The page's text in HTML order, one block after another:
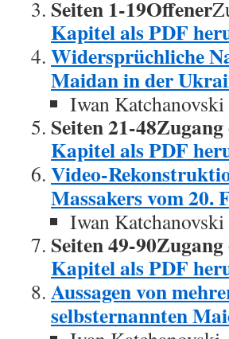
Seiten 1-19Offener
Kapitel als PDF
Widersprüchliche
Maidan in der
Iwan Katchanovski
Seiten 21-
Kapitel als PDF
Video-
Massakers vom 20.
Iwan Katchanovski
Seiten 49-
Kapitel als PDF
Aussagen von
selbsternannten